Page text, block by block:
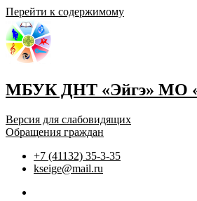
Перейти к содержимому
МБУК ДНТ «Эйгэ» МО
Версия для слабовидящих
Обращения граждан
+7 (41132) 35-3-35
kseige@mail.ru